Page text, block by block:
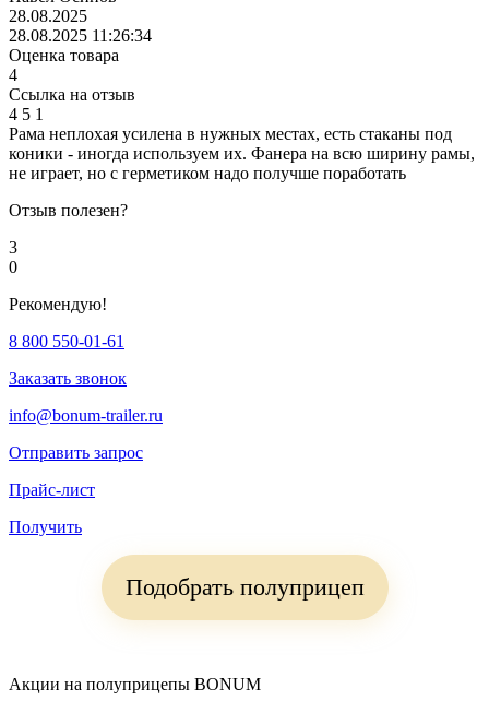
28.08.2025
28.08.2025 11:26:34
Оценка товара
4
Ссылка на отзыв
4 5 1
Рама неплохая усилена в нужных местах, есть стаканы под
коники - иногда используем их. Фанера на всю ширину рамы,
не играет, но с герметиком надо получше поработать
Отзыв полезен?
3
0
Рекомендую!
8 800 550-01-61
Заказать звонок
info@bonum-trailer.ru
Отправить запрос
Прайс-лист
Получить
Подобрать полуприцеп
Акции на полуприцепы BONUM